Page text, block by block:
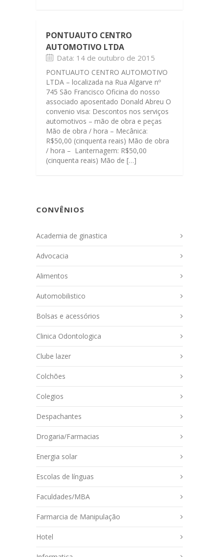
PONTUAUTO CENTRO
AUTOMOTIVO LTDA
Data: 14 de outubro de 2015
PONTUAUTO CENTRO AUTOMOTIVO
LTDA – localizada na Rua Algarve nº
745 São Francisco Oficina do nosso
associado aposentado Donald Abreu O
convenio visa: Descontos nos serviços
automotivos – mão de obra e peças
Mão de obra / hora – Mecânica:
R$50,00 (cinquenta reais) Mão de obra
/ hora – Lanternagem: R$50,00
(cinquenta reais) Mão de […]
CONVÊNIOS
Academia de ginastica
Advocacia
Alimentos
Automobilistico
Bolsas e acessórios
Clinica Odontologica
Clube lazer
Colchões
Colegios
Despachantes
Drogaria/Farmacias
Energia solar
Escolas de línguas
Faculdades/MBA
Farmarcia de Manipulação
Hotel